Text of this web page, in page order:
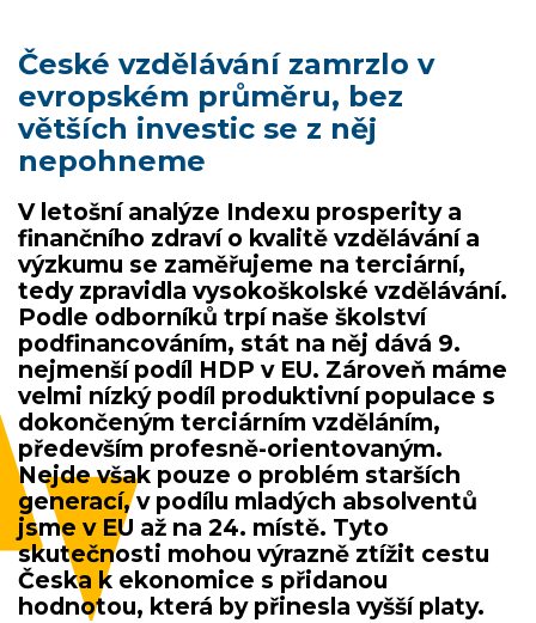
České vzdělávání zamrzlo v
evropském průměru, bez
větších investic se z něj
nepohneme
V letošní analýze Indexu prosperity a
finančního zdraví o kvalitě vzdělávání a
výzkumu se zaměřujeme na terciární,
tedy zpravidla vysokoškolské vzdělávání.
Podle odborníků trpí naše školství
podfinancováním, stát na něj dává 9.
nejmenší podíl HDP v EU. Zároveň máme
velmi nízký podíl produktivní populace s
dokončeným terciárním vzděláním,
především profesně-orientovaným.
Nejde však pouze o problém starších
generací, v podílu mladých absolventů
jsme v EU až na 24. místě. Tyto
skutečnosti mohou výrazně ztížit cestu
Česka k ekonomice s přidanou
hodnotou, která by přinesla vyšší platy.